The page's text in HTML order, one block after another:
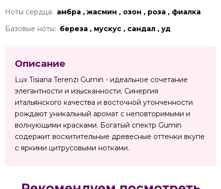
Ноты сердца: амбра , жасмин , озон , роза , фиалка
Базовые ноты: береза , мускус , сандал , уд
Описание
Lux Tisiana Terenzi Gumin - идеальное сочетание
элегантности и изысканности. Синергия
итальянского качества и восточной утонченности
рождают уникальный аромат с неповторимыми и
волнующими красками. Богатый спектр Gumin
содержит восхитительные древесные оттенки вкупе
с яркими цитрусовыми нотками.